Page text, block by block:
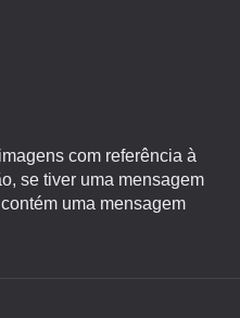
com referência à
se tiver uma mensagem
uma mensagem